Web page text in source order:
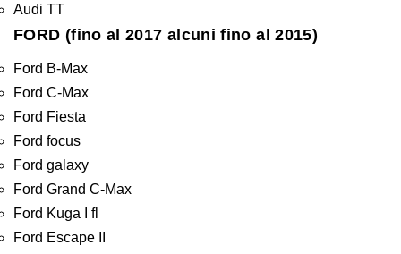
Audi TT
FORD (fino al 2017 alcuni fino al 2015)
Ford B-Max
Ford C-Max
Ford Fiesta
Ford focus
Ford galaxy
Ford Grand C-Max
Ford Kuga I fl
Ford Escape II